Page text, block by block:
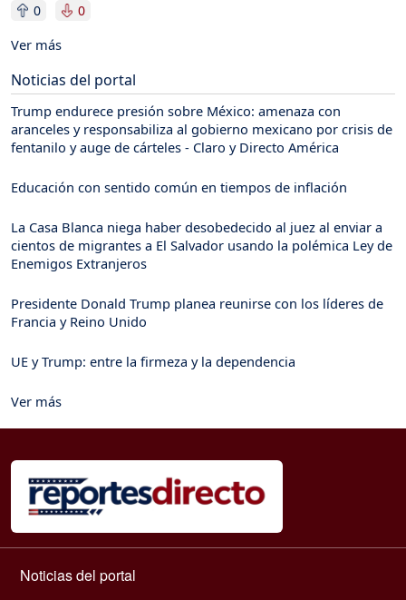
0 0
Ver más
Noticias del portal
Trump endurece presión sobre México: amenaza con
aranceles y responsabiliza al gobierno mexicano por crisis de
fentanilo y auge de cárteles - Claro y Directo América
Educación con sentido común en tiempos de inflación
La Casa Blanca niega haber desobedecido al juez al enviar a
cientos de migrantes a El Salvador usando la polémica Ley de
Enemigos Extranjeros
Presidente Donald Trump planea reunirse con los líderes de
Francia y Reino Unido
UE y Trump: entre la firmeza y la dependencia
Ver más
Navegación principal
Noticias del portal